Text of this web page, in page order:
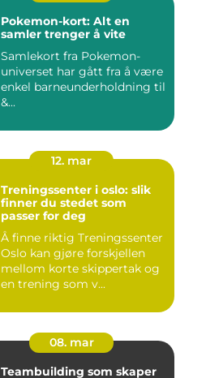
Pokemon-kort: Alt en
samler trenger å vite
Samlekort fra Pokemon-
universet har gått fra å være
enkel barneunderholdning til
&...
12. mar
Treningssenter i oslo: slik
finner du stedet som
passer for deg
Å finne riktig Treningssenter
Oslo kan gjøre forskjellen
mellom korte skippertak og
en trening som v...
08. mar
Teambuilding som skaper